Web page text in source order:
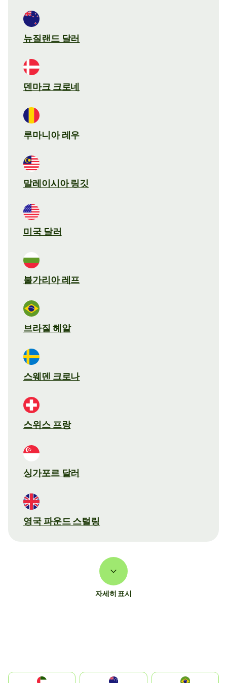
뉴질랜드 달러
덴마크 크로네
루마니아 레우
말레이시아 링깃
미국 달러
불가리아 레프
브라질 헤알
스웨덴 크로나
스위스 프랑
싱가포르 달러
영국 파운드 스털링
자세히 표시